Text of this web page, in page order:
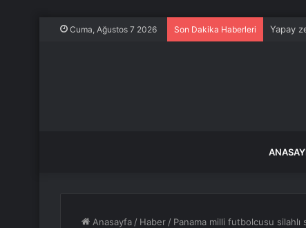
Cuma, Ağustos 7 2026 Son Dakika Haberleri Yapay
Anasayfa / Haber / Panama milli futbolcusu silahlı